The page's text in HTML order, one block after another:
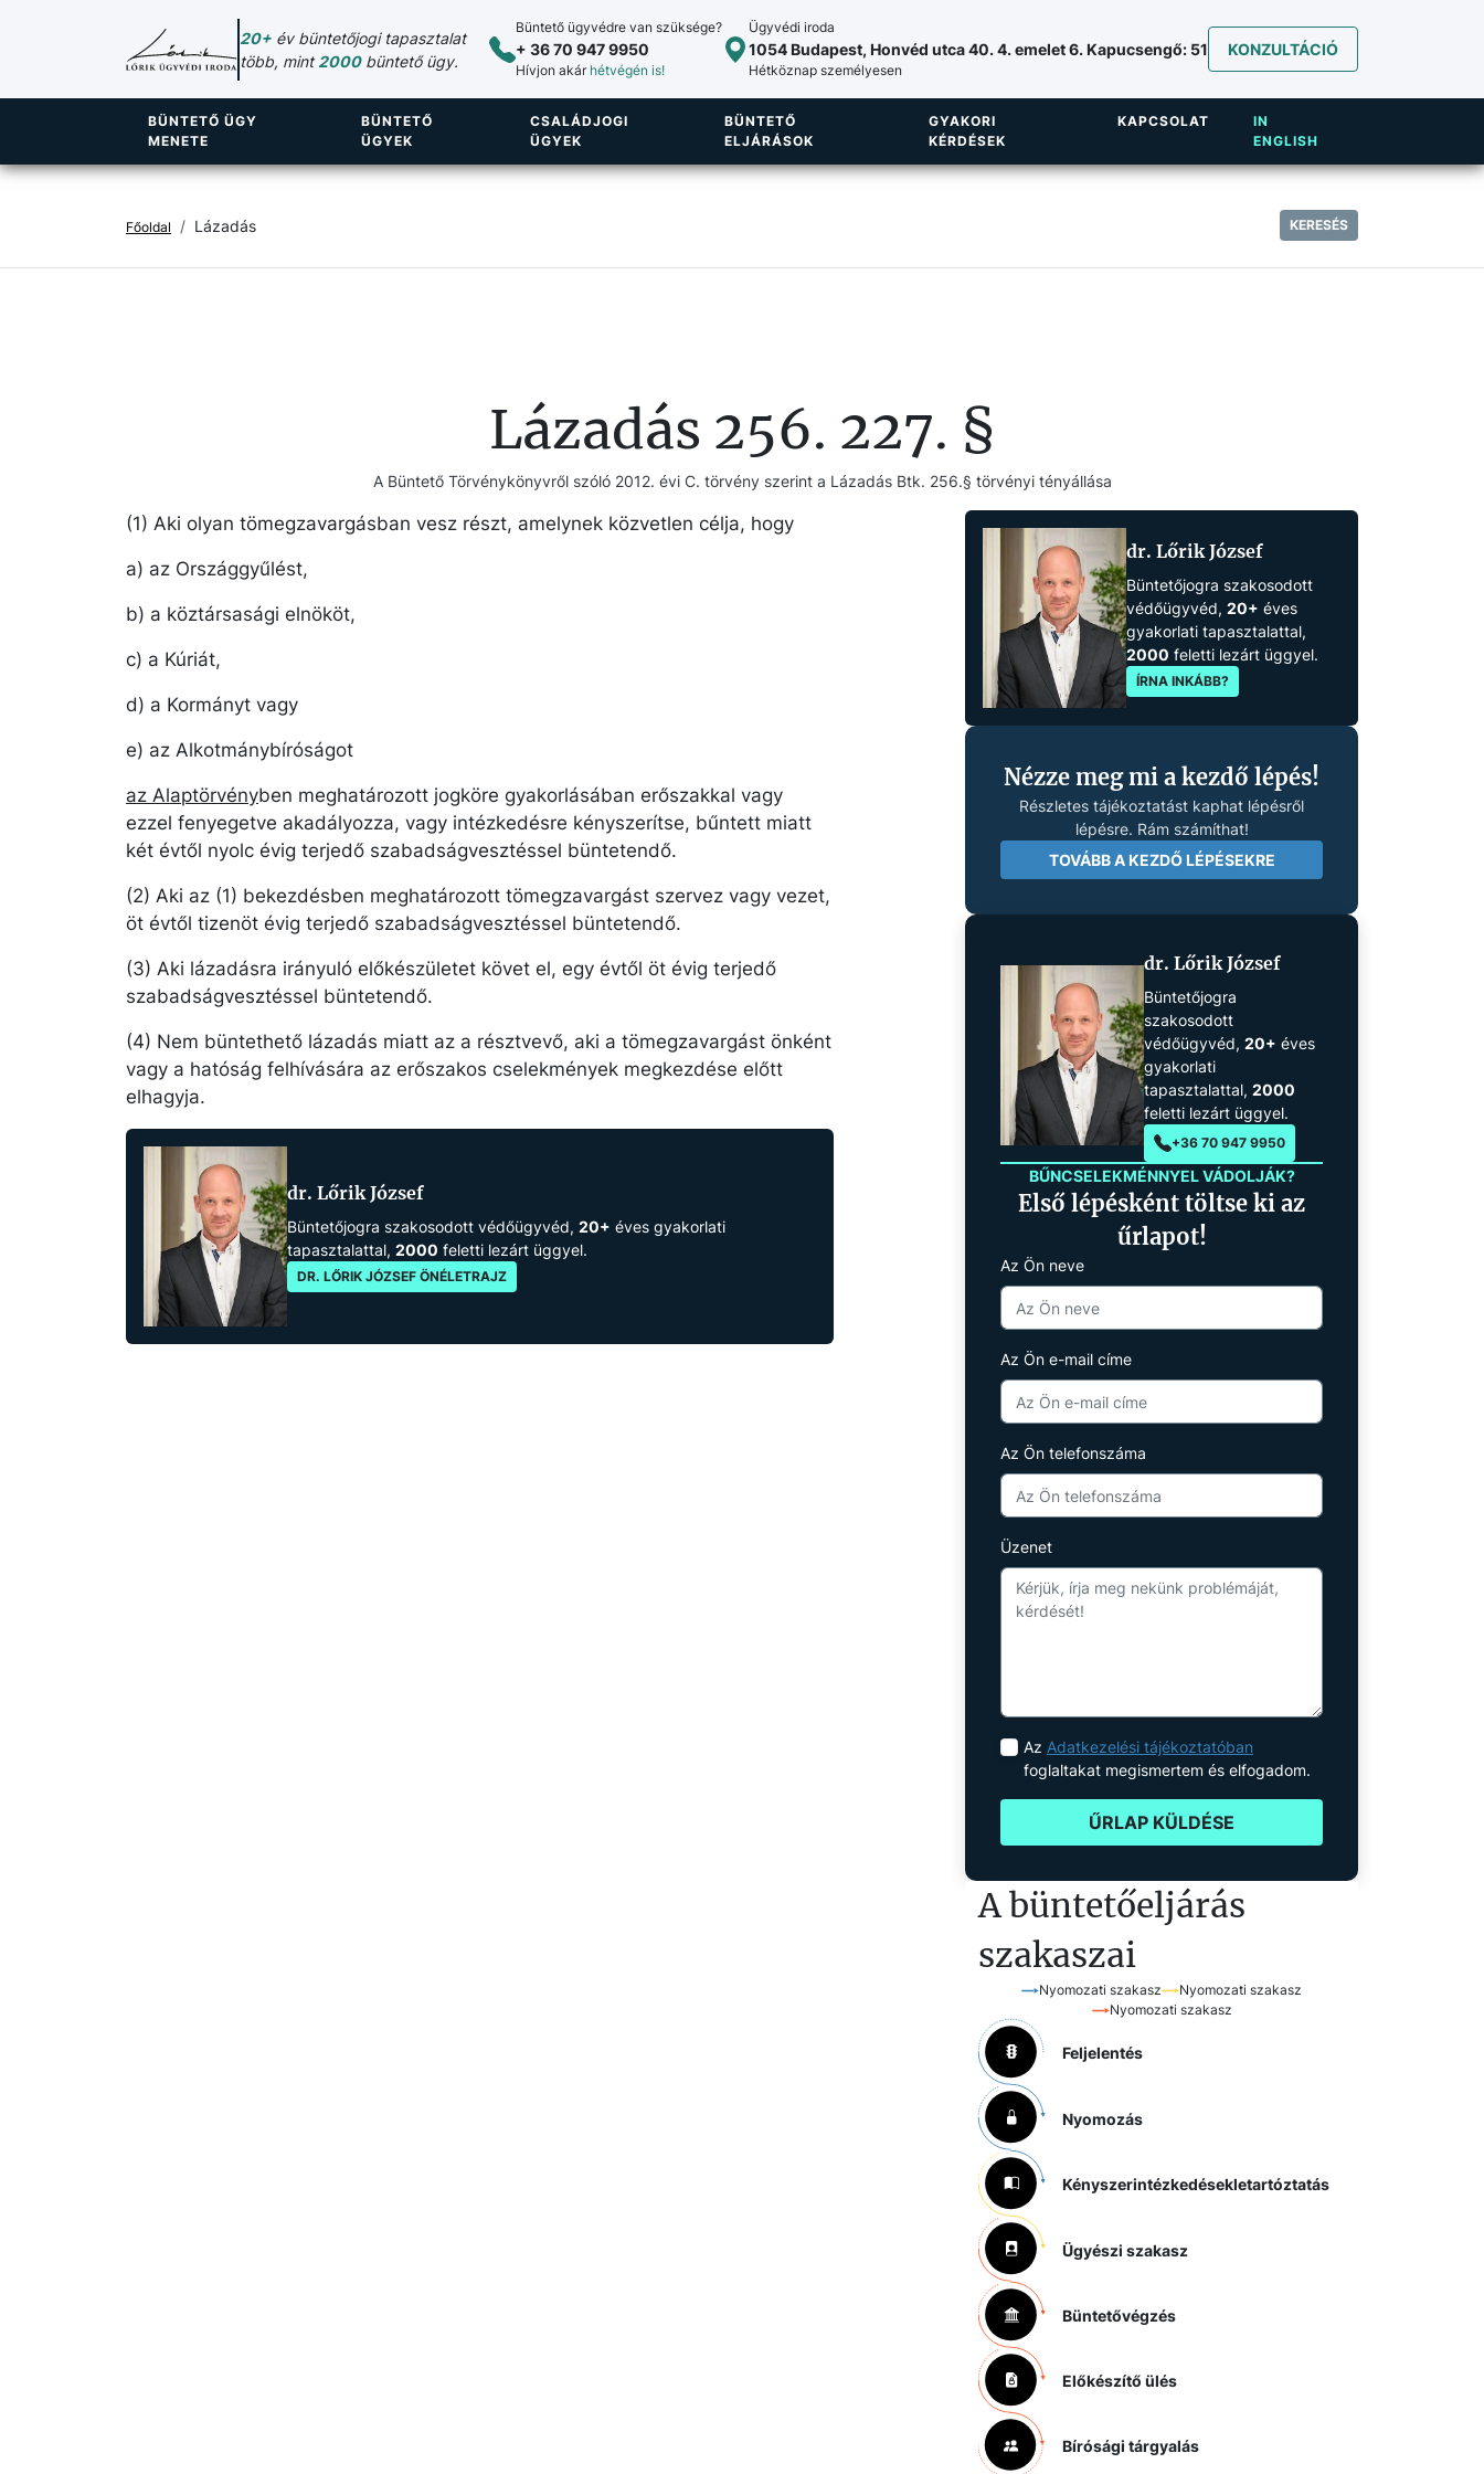
20+ év büntetőjogi tapasztalat
több, mint2000büntető ügy.
Büntető ügyvédre van szüksége?
+ 36 70 947 9950
Hívjon akár hétvégén is!
Ügyvédi iroda
1054 Budapest, Honvéd utca 40. 4. emelet 6. Kapucsengő: 51
Hétköznap személyesen
KONZULTÁCIÓ
IN
ENGLISH
BÜNTETŐ ÜGY
MENETE
BÜNTETŐ
ÜGYEK
CSALÁDJOGI
ÜGYEK
BÜNTETŐ
ELJÁRÁSOK
GYAKORI
KÉRDÉSEK
KAPCSOLAT
Főoldal Lázadás KERESÉS
Lázadás 256. 227. §
A Büntető Törvénykönyvről szóló 2012. évi C. törvény szerint a Lázadás Btk. 256.§ törvényi tényállása
(1) Aki olyan tömegzavargásban vesz részt, amelynek közvetlen célja, hogy
a) az Országgyűlést,
b) a köztársasági elnököt,
c) a Kúriát,
d) a Kormányt vagy
e) az Alkotmánybíróságot
az Alaptörvényben meghatározott jogköre gyakorlásában erőszakkal vagy
ezzel fenyegetve akadályozza, vagy intézkedésre kényszerítse, bűntett miatt
két évtől nyolc évig terjedő szabadságvesztéssel büntetendő.
(2) Aki az (1) bekezdésben meghatározott tömegzavargást szervez vagy vezet,
öt évtől tizenöt évig terjedő szabadságvesztéssel büntetendő.
(3) Aki lázadásra irányuló előkészületet követ el, egy évtől öt évig terjedő
szabadságvesztéssel büntetendő.
(4) Nem büntethető lázadás miatt az a résztvevő, aki a tömegzavargást önként
vagy a hatóság felhívására az erőszakos cselekmények megkezdése előtt
elhagyja.
dr. Lőrik József
Büntetőjogra szakosodott védőügyvéd, 20+ éves gyakorlati
tapasztalattal, 2000 feletti lezárt üggyel.
DR. LŐRIK JÓZSEF ÖNÉLETRAJZ
dr. Lőrik József
Büntetőjogra szakosodott
védőügyvéd, 20+ éves
gyakorlati tapasztalattal,
2000 feletti lezárt üggyel.
ÍRNA INKÁBB?
Nézze meg mi a kezdő lépés!
Részletes tájékoztatást kaphat lépésről
lépésre. Rám számíthat!
TOVÁBB A KEZDŐ LÉPÉSEKRE
dr. Lőrik József
Büntetőjogra
szakosodott
védőügyvéd, 20+ éves
gyakorlati
tapasztalattal, 2000
feletti lezárt üggyel.
+36 70 947 9950
BŰNCSELEKMÉNNYEL VÁDOLJÁK?
Első lépésként töltse ki az
űrlapot!
Az Ön neve
Az Ön e-mail címe
Az Ön telefonszáma
Üzenet
Az Adatkezelési tájékoztatóban
foglaltakat megismertem és elfogadom.
ŰRLAP KÜLDÉSE
A büntetőeljárás
szakaszai
Nyomozati szakasz
Nyomozati szakasz
Nyomozati szakasz
Feljelentés
Nyomozás
Kényszerintézkedésekletartóztatás
Ügyészi szakasz
Büntetővégzés
Előkészítő ülés
Bírósági tárgyalás